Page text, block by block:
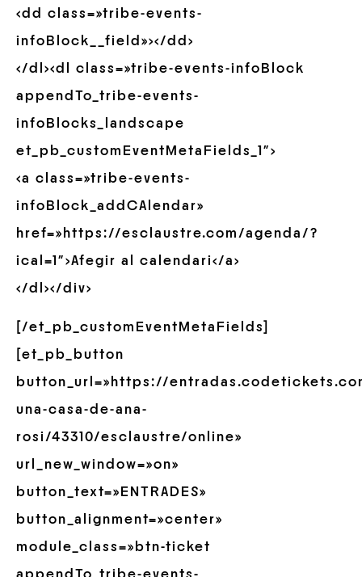
<dd class=»tribe-events-
infoBlock__field»></dd>
</dl><dl class=»tribe-events-infoBlock
appendTo_tribe-events-
infoBlocks_landscape
et_pb_customEventMetaFields_1″>
<a class=»tribe-events-
infoBlock_addCAlendar»
href=»https://esclaustre.com/agenda/?
ical=1″>Afegir al calendari</a>
</dl></div>
[/et_pb_customEventMetaFields]
[et_pb_button
button_url=»https://
una-casa-de-ana-
rosi/43310/esclaustre/online»
url_new_window=»on»
button_text=»ENTRADES»
button_alignment=»center»
module_class=»btn-ticket